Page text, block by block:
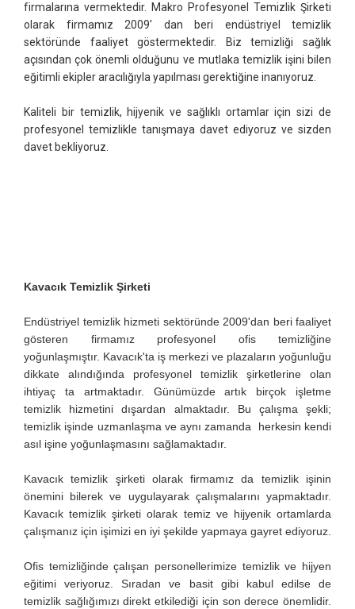
firmalarına vermektedir. Makro Profesyonel Temizlik Şirketi
olarak firmamız 2009' dan beri endüstriyel temizlik
sektöründe faaliyet göstermektedir. Biz temizliği sağlık
açısından çok önemli olduğunu ve mutlaka temizlik işini bilen
eğitimli ekipler aracılığıyla yapılması gerektiğine inanıyoruz.
Kaliteli bir temizlik, hijyenik ve sağlıklı ortamlar için sizi de
profesyonel temizlikle tanışmaya davet ediyoruz ve sizden
davet bekliyoruz.
Kavacık Temizlik Şirketi
Endüstriyel temizlik hizmeti sektöründe 2009'dan beri faaliyet
gösteren firmamız profesyonel ofis temizliğine
yoğunlaşmıştır. Kavacık'ta iş merkezi ve plazaların yoğunluğu
dikkate alındığında profesyonel temizlik şirketlerine olan
ihtiyaç ta artmaktadır. Günümüzde artık birçok işletme
temizlik hizmetini dışardan almaktadır. Bu çalışma şekli;
temizlik işinde uzmanlaşma ve aynı zamanda herkesin kendi
asıl işine yoğunlaşmasını sağlamaktadır.
Kavacık temizlik şirketi olarak firmamız da temizlik işinin
önemini bilerek ve uygulayarak çalışmalarını yapmaktadır.
Kavacık temizlik şirketi olarak temiz ve hijyenik ortamlarda
çalışmanız için işimizi en iyi şekilde yapmaya gayret ediyoruz.
Ofis temizliğinde çalışan personellerimize temizlik ve hijyen
eğitimi veriyoruz. Sıradan ve basit gibi kabul edilse de
temizlik sağlığımızı direkt etkilediği için son derece önemlidir.